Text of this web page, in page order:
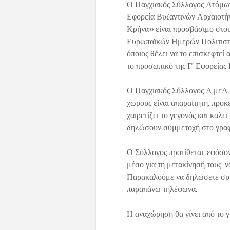
Ο Παγχιακός Σύλλογος
Εφορεία Βυζαντινών
Κρήνα» είναι προσβάσιμο
Ευρωπαϊκών Ημερών
όποιος θέλει να το
το προσωπικό της Γ’
Ο Παγχιακός Σύλλογος Α.μεΑ.,
χώρους είναι απαραίτητη,
χαιρετίζει το γεγονός και
δηλώσουν συμμετοχή στο
Ο Σύλλογος προτίθεται,
μέσο για τη μετακίνησή τους,
Παρακαλούμε να δηλώσετε
παραπάνω τηλέφωνα.
Η αναχώρηση θα γίνει από το